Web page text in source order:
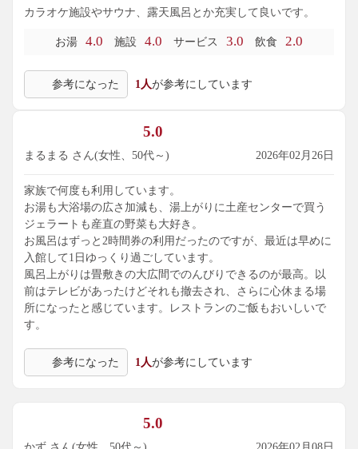
カラオケ施設やサウナ、露天風呂とか充実して良いです。
お湯 4.0 施設 4.0 サービス 3.0 飲食 2.0
参考になった 1人が参考にしています
5.0
まるまる さん(女性、50代～) 2026年02月26日
家族で何度も利用しています。
お湯も大浴場の広さ加減も、湯上がりに土産センターで買う
ジェラートも産直の野菜も大好き。
お風呂はずっと2時間券の利用だったのですが、最近は早めに
入館して1日ゆっくり過ごしています。
風呂上がりは畳敷きの大広間でのんびりできるのが最高。以
前はテレビがあったけどそれも撤去され、さらに心休まる場
所になったと感じています。レストランのご飯もおいしいで
す。
参考になった 1人が参考にしています
5.0